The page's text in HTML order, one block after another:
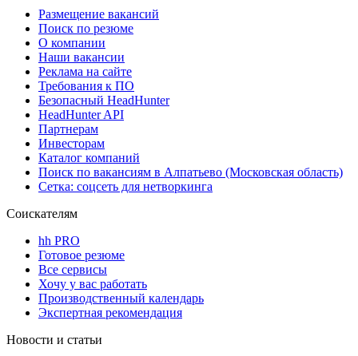
Размещение вакансий
Поиск по резюме
О компании
Наши вакансии
Реклама на сайте
Требования к ПО
Безопасный HeadHunter
HeadHunter API
Партнерам
Инвесторам
Каталог компаний
Поиск по вакансиям в Алпатьево (Московская область)
Сетка: соцсеть для нетворкинга
Соискателям
hh PRO
Готовое резюме
Все сервисы
Хочу у вас работать
Производственный календарь
Экспертная рекомендация
Новости и статьи